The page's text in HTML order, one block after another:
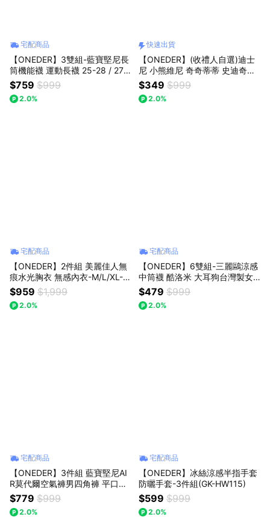
宅配商品
【ONEDER】3雙組-藍寶堅尼長
筒機能襪 運動長襪 25-28 / 27-
30cm (LG-AS101.LG-AS102)
$759 $999
2.0%
快速出貨
【ONEDER】(收禮人自選)迪士
尼 小熊維尼 奇奇蒂蒂 史迪奇平
面口罩(30入x3盒) 一般成人口
罩WP-BZ010 LH-BZ006 CD-B
Z006⚡快速出貨
$349 $999
2.0%
宅配商品
【ONEDER】2件組 美麗佳人無
痕水光胸衣 無感內衣-M/L/XL-
(MC-NNT07.MC-NNT08)
$959 $1,999
2.0%
宅配商品
【ONEDER】6雙組-三麗鷗涼感
中筒襪 酷洛米 大耳狗台灣製女
襪 沁涼中筒襪 22-26cm(KU-CL
301)
$479 $999
2.0%
宅配商品
【ONEDER】3件組 藍寶堅尼AI
R莫代爾空氣褲男四角褲 平口內
褲 M/L/XL(LG-C001)
$779 $999
2.0%
宅配商品
【ONEDER】冰絲涼感半指手套
防曬手套-3件組(GK-HW115)
$599 $999
2.0%